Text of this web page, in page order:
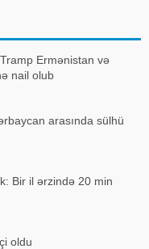
Ermənistan və
nail olub
arasında sülhü
Bir il ərzində 20 min
oldu